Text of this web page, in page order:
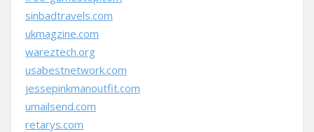
sinbadtravels.com
ukmagzine.com
wareztech.org
usabestnetwork.com
jessepinkmanoutfit.com
umailsend.com
retarys.com